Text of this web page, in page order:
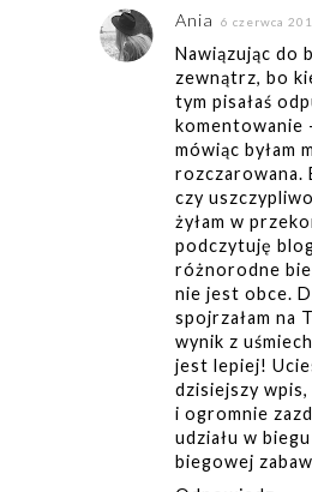
Ania 6 czerwca
Nawiązując do
zewnątrz, bo
tym pisałaś
komentowanie
mówiąc byłam
rozczarowana.
czy
żyłam w
podczytuję
różnorodne
nie jest obce.
spojrzałam na
wynik z
jest lepiej!
dzisiejszy
i ogromnie
udziału w
biegowej